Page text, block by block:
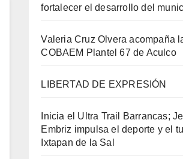
fortalecer el desarrollo del
Valeria Cruz Olvera acompaña
COBAEM Plantel 67 de Aculco
LIBERTAD DE EXPRESIÓN
Inicia el Ultra Trail Barrancas;
Embriz impulsa el deporte y el
Ixtapan de la Sal